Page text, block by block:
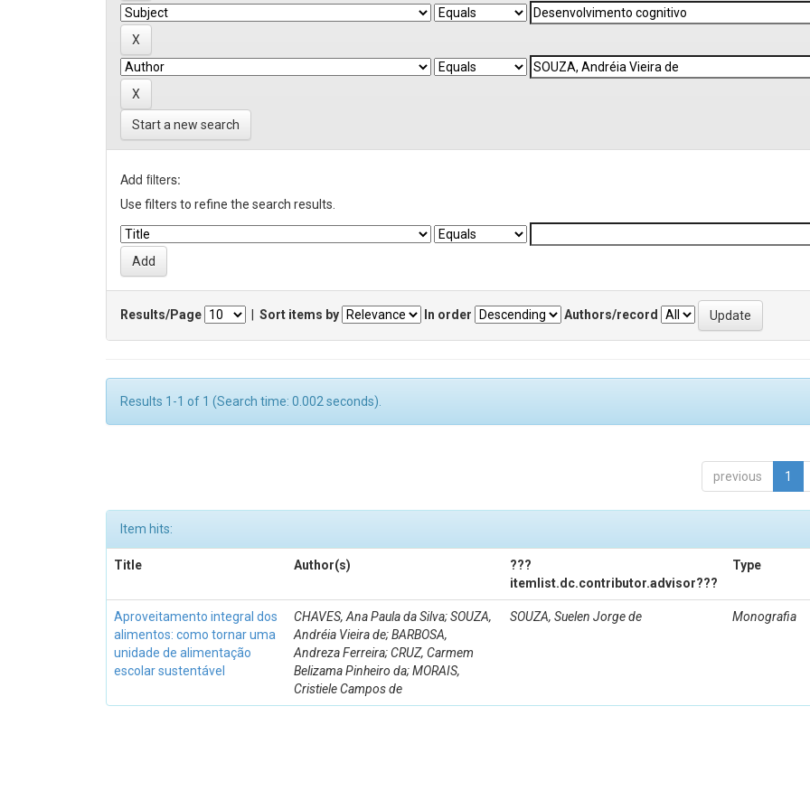
Start a new search
Add filters:
Use filters to refine the search results.
Results/Page Sort items by In order Authors/record
Results 1-1 of 1 (Search time: 0.002 seconds).
previous 1
Item hits:
Title Author(s)
???
itemlist.dc.contributor.advisor???
Type
Aproveitamento integral dos
alimentos: como tornar uma
unidade de alimentação
escolar sustentável
CHAVES, Ana Paula da Silva; SOUZA,
Andréia Vieira de; BARBOSA,
Andreza Ferreira; CRUZ, Carmem
Belizama Pinheiro da; MORAIS,
Cristiele Campos de
SOUZA, Suelen Jorge de Monografia